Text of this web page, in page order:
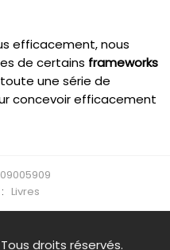
efficacement, nous
de certains frameworks
une série de
concevoir efficacement
Livres
droits réservés.